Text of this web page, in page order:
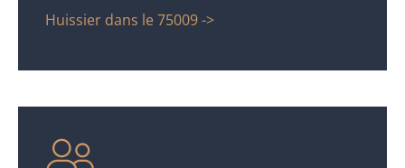
Huissier dans le 75009 ->